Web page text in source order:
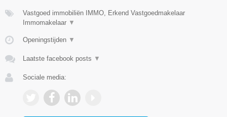
Vastgoed immobiliën IMMO, Erkend Vastgoedmakelaar
Immomakelaar ▼
Openingstijden ▼
Laatste facebook posts ▼
Sociale media: